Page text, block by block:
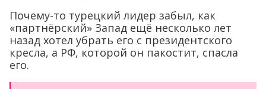
Почему-то турецкий лидер забыл, как
«партнёрский» Запад ещё несколько лет
назад хотел убрать его с президентского
кресла, а РФ, которой он пакостит, спасла
его.